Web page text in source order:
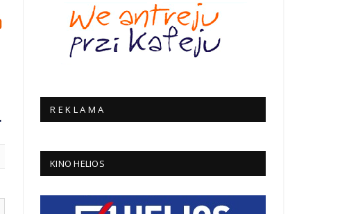
R E K L A M A
KINO HELIOS